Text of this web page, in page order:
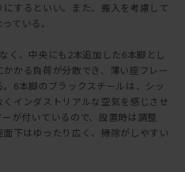
するといい。また、搬入を考慮して
ている。
く、中央にも2本追加した6本脚とし
かる負荷が分散でき、薄い座フレー
6本脚のブラックスチールは、シッ
インダストリアルな空気を感じさせ
が付いているので、設置時は調整
下はゆったり広く、掃除がしやすい